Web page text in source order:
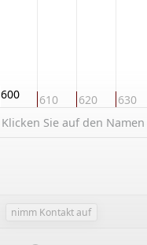
600 610 620 630
Klicken Sie auf den
nimm Kontakt auf